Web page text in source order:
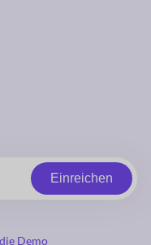
Einreichen
Demo